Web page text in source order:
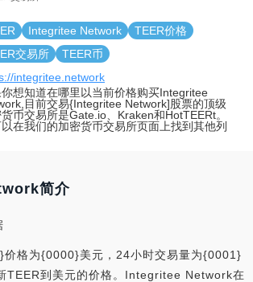
Integritee Network
TEER价格
交易所
TEER币
integritee.network
想知道在哪里以当前价格购买Integritee
目前交易{Integritee Network]股票的顶级
币交易所是Gate.io、Kraken和HotTEERt。
在我们的加密货币交易所页面上找到其他列
简介
价格为{0000}美元，24小时交易量为{0001}
TEER到美元的价格。Integritee Network在